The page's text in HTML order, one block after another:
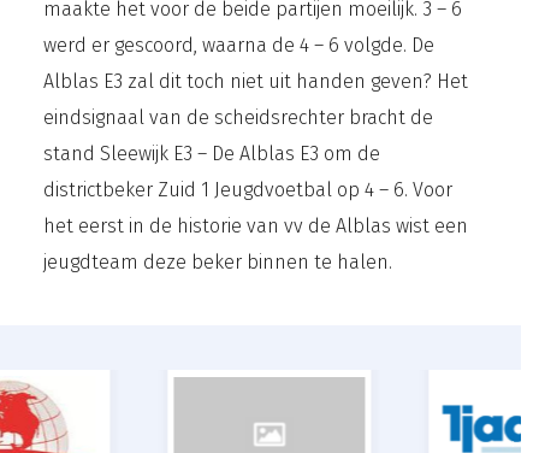
maakte het voor de beide partijen moeilijk. 3 – 6
werd er gescoord, waarna de 4 – 6 volgde. De
Alblas E3 zal dit toch niet uit handen geven? Het
eindsignaal van de scheidsrechter bracht de
stand Sleewijk E3 – De Alblas E3 om de
districtbeker Zuid 1 Jeugdvoetbal op 4 – 6. Voor
het eerst in de historie van vv de Alblas wist een
jeugdteam deze beker binnen te halen.